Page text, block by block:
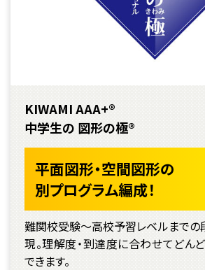
KIWAMI AAA+®
中学生の 図形の極®
平面図形・空間図形の
別プログラム編成！
難関校受験〜高校予習レベルまで
現。理解度・到達度に合わせてどん
できます。